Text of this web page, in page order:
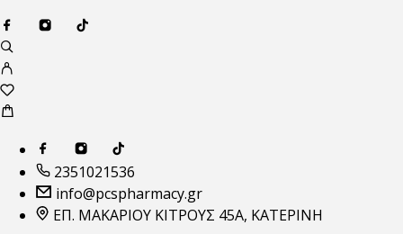
2351021536
info@pcspharmacy.gr
ΕΠ. ΜΑΚΑΡΙΟΥ ΚΙΤΡΟΥΣ 45Α, ΚΑΤΕΡΙΝΗ